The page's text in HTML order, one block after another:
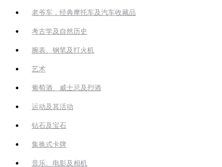
老爷车，经典摩托车及汽车收藏品
考古学及自然历史
腕表、钢笔及打火机
艺术
葡萄酒、威士忌及烈酒
运动及其活动
钻石及宝石
集换式卡牌
音乐、电影及相机